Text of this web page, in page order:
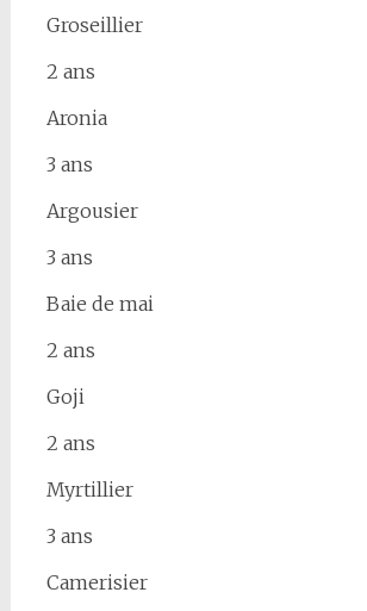
Groseillier
2 ans
Aronia
3 ans
Argousier
3 ans
Baie de mai
2 ans
Goji
2 ans
Myrtillier
3 ans
Camerisier